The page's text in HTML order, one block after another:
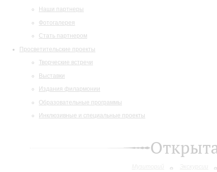
Наши партнеры
Фотогалерея
Стать партнером
Просветительские проекты
Творческие встречи
Выставки
Издания филармонии
Образовательные программы
Инклюзивные и специальные проекты